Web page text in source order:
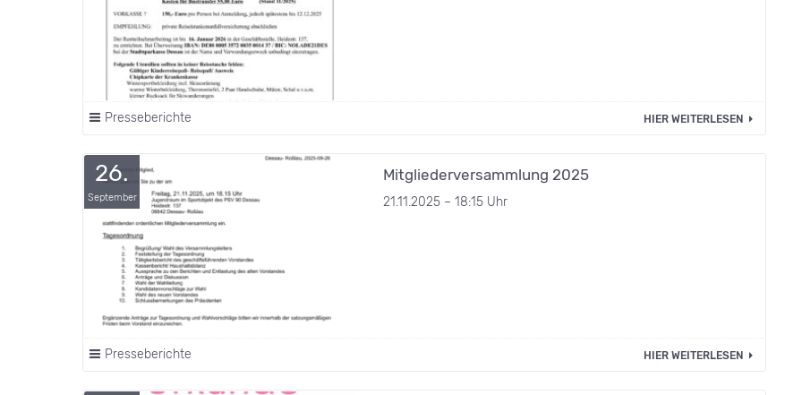
Presseberichte HIER WEITERLESEN
26.
September
Mitgliederversammlung 2025
21.11.2025 – 18:15 Uhr
Presseberichte HIER WEITERLESEN